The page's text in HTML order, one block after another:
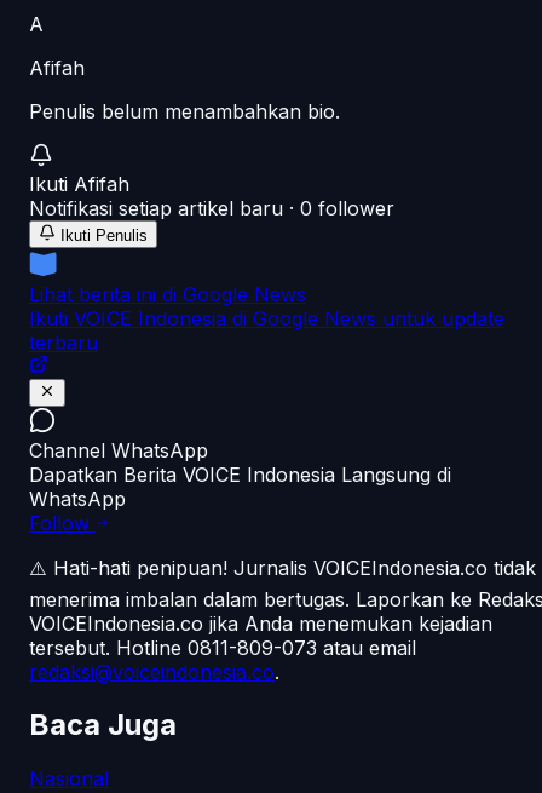
A
Afifah
Penulis belum menambahkan bio.
Ikuti Afifah
Notifikasi setiap artikel baru · 0 follower
Ikuti Penulis
Lihat berita ini di Google News
Ikuti VOICE Indonesia di Google News untuk update
terbaru
Channel WhatsApp
Dapatkan Berita VOICE Indonesia Langsung di
WhatsApp
Follow
⚠️ Hati-hati penipuan! Jurnalis VOICEIndonesia.co tidak
menerima imbalan dalam bertugas. Laporkan ke
VOICEIndonesia.co jika Anda menemukan kejadian
tersebut. Hotline 0811-809-073 atau email
redaksi@voiceindonesia.co.
Baca Juga
Nasional